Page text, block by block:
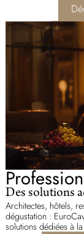
Des solutions
Architectes, hôtels,
dégustation :
solutions dédiées à